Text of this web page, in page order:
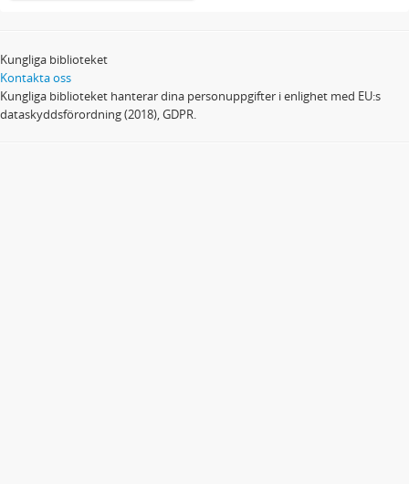
Kungliga biblioteket
Kontakta oss
Kungliga biblioteket hanterar dina personuppgifter i enlighet med EU:s
dataskyddsförordning (2018), GDPR.